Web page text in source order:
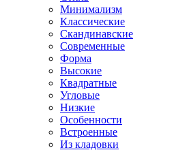
Минимализм
Классические
Скандинавские
Современные
Форма
Высокие
Квадратные
Угловые
Низкие
Особенности
Встроенные
Из кладовки